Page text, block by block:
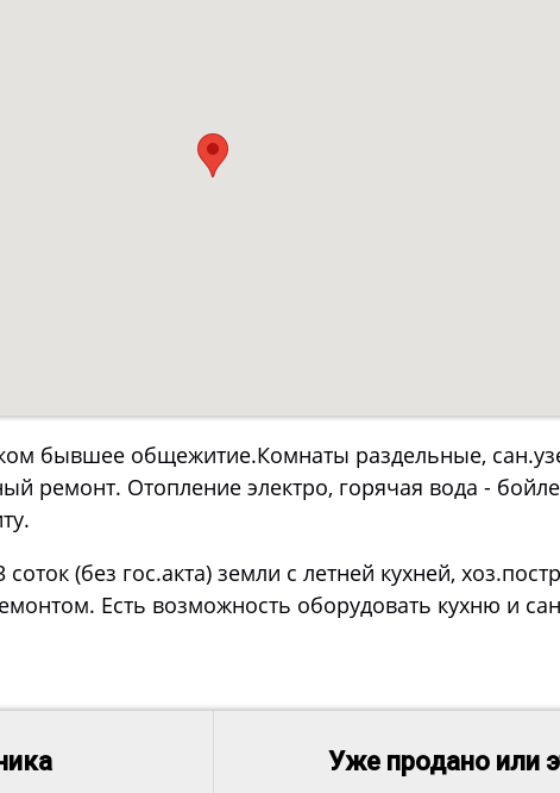
бывшее общежитие.Комнаты раздельные,
ремонт. Отопление электро, горячая вода -
(без гос.акта) земли с летней кухней,
Есть возможность оборудовать кухню и
Уже продано или